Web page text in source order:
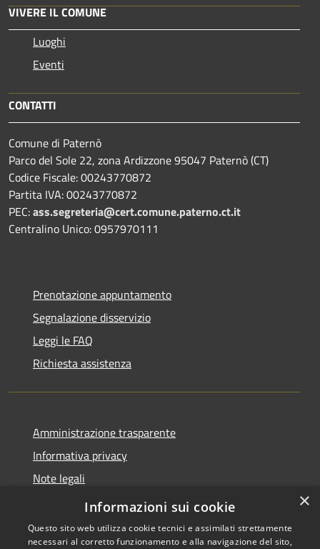
VIVERE IL COMUNE
Luoghi
Eventi
CONTATTI
Comune di Paternò
Parco del Sole 22, zona Ardizzone 95047 Paternò (CT)
Codice Fiscale: 00243770872
Partita IVA: 00243770872
PEC:ass.segreteria@cert.comune.paterno.ct.it
Centralino Unico: 0957970111
Prenotazione appuntamento
Segnalazione disservizio
Leggi le FAQ
Richiesta assistenza
Amministrazione trasparente
Informativa privacy
Note legali
Dichiarazione di accessibilità
×
Informazioni sui cookie
Questo sito web utilizza cookie tecnici e assimilati strettamente
necessari al corretto funzionamento e alla navigazione del sito,